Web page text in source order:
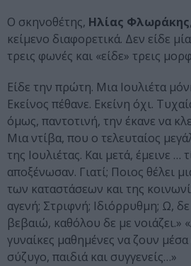
Ο σκηνοθέτης, Ηλίας Φλωράκης
κείμενο διαφορετικά. Δεν είδε
τρεις φωνές και «είδε» τρεις
Είδε την πρώτη. Μια Ιουλιέτα
Εκείνος πέθανε. Εκείνη όχι.
όμως, παντοτινή, την έκανε να
Μια ντίβα, που ο τελευταίος
της Ιουλιέτας. Και μετά, έμεινε …
αποξένωσαν. Γιατί; Ποιος θέλει
των καταστάσεων και της
αγενή; Στριφνή; Ιδιόρρυθμη; Ω, δε
βεβαιώ, καθόλου δε με νοιάζει.»
γυναίκες μαθημένες να ζουν
σύζυγο, παιδιά και συγγενείς…»